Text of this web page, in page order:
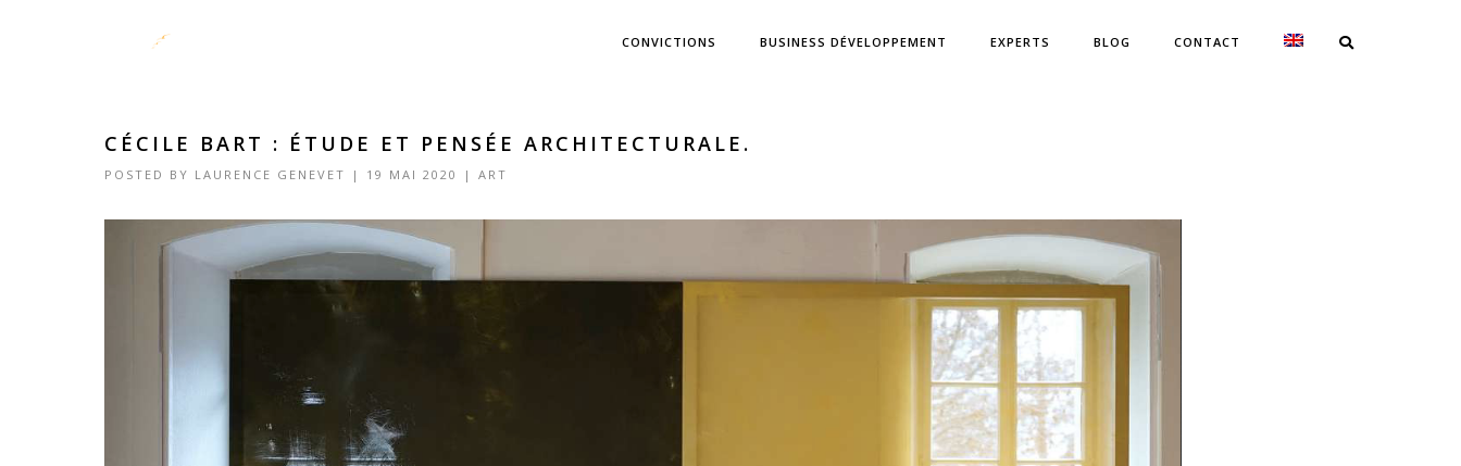
CONVICTIONS BUSINESS DÉVELOPPEMENT EXPERTS BLOG CONTACT
CÉCILE BART : ÉTUDE ET PENSÉE ARCHITECTURALE.
POSTED BY LAURENCE GENEVET | 19 MAI 2020 | ART